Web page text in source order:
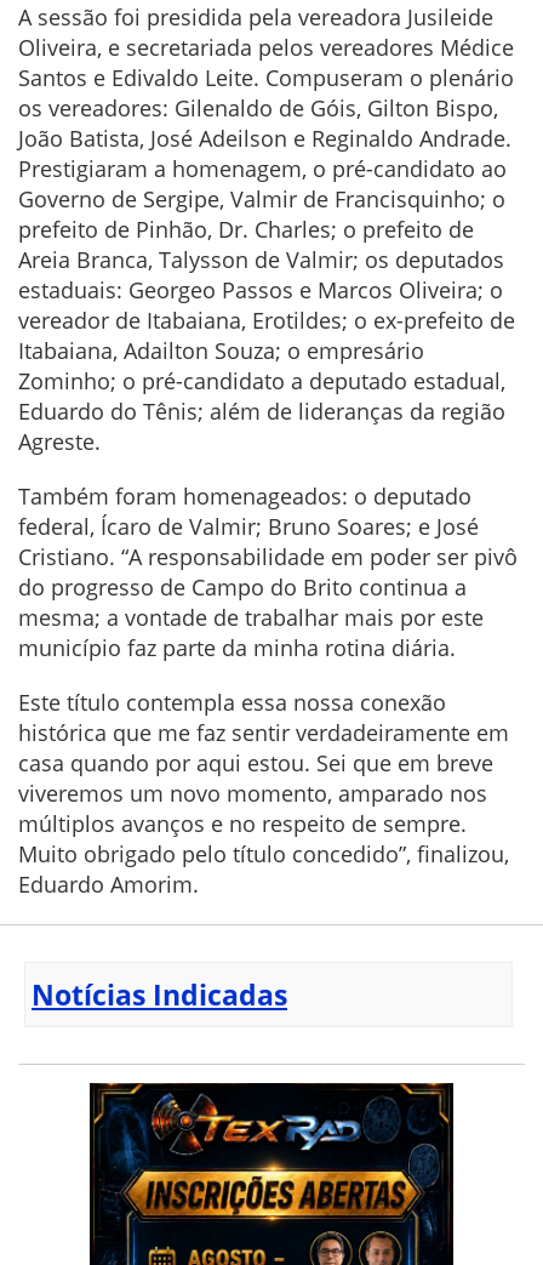
A sessão foi presidida pela vereadora Jusileide
Oliveira, e secretariada pelos vereadores Médice
Santos e Edivaldo Leite. Compuseram o plenário
os vereadores: Gilenaldo de Góis, Gilton Bispo,
João Batista, José Adeilson e Reginaldo Andrade.
Prestigiaram a homenagem, o pré-candidato ao
Governo de Sergipe, Valmir de Francisquinho; o
prefeito de Pinhão, Dr. Charles; o prefeito de
Areia Branca, Talysson de Valmir; os deputados
estaduais: Georgeo Passos e Marcos Oliveira; o
vereador de Itabaiana, Erotildes; o ex-prefeito de
Itabaiana, Adailton Souza; o empresário
Zominho; o pré-candidato a deputado estadual,
Eduardo do Tênis; além de lideranças da região
Agreste.
Também foram homenageados: o deputado
federal, Ícaro de Valmir; Bruno Soares; e José
Cristiano. “A responsabilidade em poder ser pivô
do progresso de Campo do Brito continua a
mesma; a vontade de trabalhar mais por este
município faz parte da minha rotina diária.
Este título contempla essa nossa conexão
histórica que me faz sentir verdadeiramente em
casa quando por aqui estou. Sei que em breve
viveremos um novo momento, amparado nos
múltiplos avanços e no respeito de sempre.
Muito obrigado pelo título concedido”, finalizou,
Eduardo Amorim.
Notícias Indicadas